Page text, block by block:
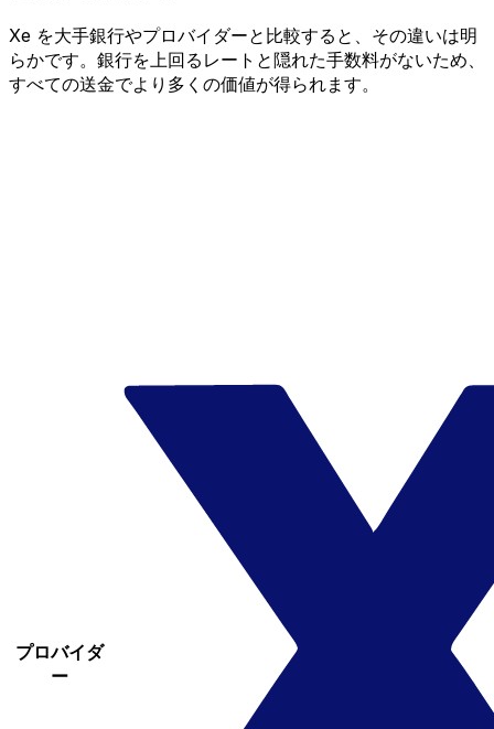
Xe を大手銀行やプロバイダーと比較すると、その違いは明
らかです。銀行を上回るレートと隠れた手数料がないため、
すべての送金でより多くの価値が得られます。
プロバイダ
ー